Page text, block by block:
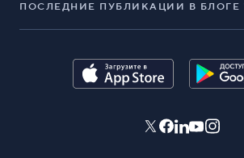
ПОСЛЕДНИЕ ПУБЛИКАЦИИ В БЛОГЕ